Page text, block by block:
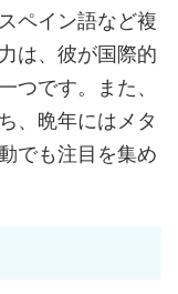
ペイン語など複
は、彼が国際的
つです。また、
、晩年にはメタ
でも注目を集め